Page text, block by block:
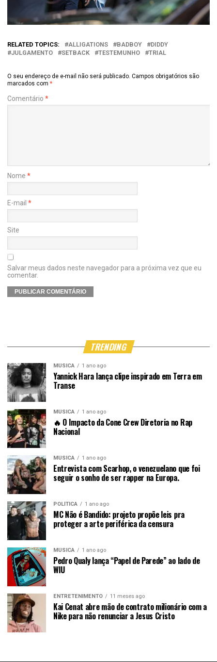
RELATED TOPICS: ALLIGATIONS BADBOY
DIDDY
JULGAMENTO
SETBACK TESTEMUNHO TRIAL
O seu endereço de e-mail não será publicado. Campos obrigatórios são
marcados com *
Comentário *
Nome *
E-mail *
Site
Salvar meus dados neste navegador para a próxima vez que eu
comentar.
TRENDING
MÚSICA 1 ano ago
Yannick Hara lança clipe inspirado em Terra em
Transe
MÚSICA 1 ano ago
🔥 O Impacto da Cone Crew Diretoria no Rap
Nacional
MÚSICA 1 ano ago
Entrevista com Scarhop, o venezuelano que foi
seguir o sonho de ser rapper na Europa.
POLÍTICA 1 ano ago
MC Não é Bandido: projeto propõe leis pra
proteger a arte periférica da censura
MÚSICA 1 ano ago
Pedro Qualy lança “Papel de Parede” ao lado de
WIU
ENTRETENIMENTO 11 meses ago
Kai Cenat abre mão de contrato milionário com a
Nike para não renunciar a Jesus Cristo